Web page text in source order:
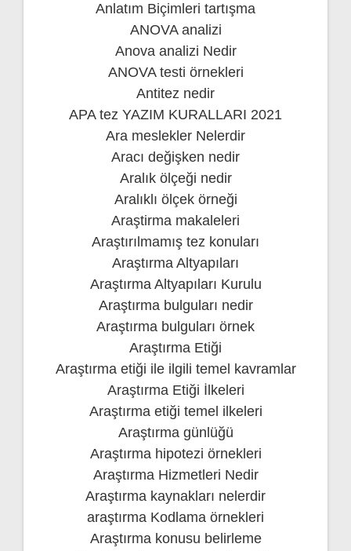
Anlatım Biçimleri tartışma
ANOVA analizi
Anova analizi Nedir
ANOVA testi örnekleri
Antitez nedir
APA tez YAZIM KURALLARI 2021
Ara meslekler Nelerdir
Aracı değişken nedir
Aralık ölçeği nedir
Aralıklı ölçek örneği
Araştirma makaleleri
Araştırılmamış tez konuları
Araştırma Altyapıları
Araştırma Altyapıları Kurulu
Araştırma bulguları nedir
Araştırma bulguları örnek
Araştırma Etiği
Araştırma etiği ile ilgili temel kavramlar
Araştırma Etiği İlkeleri
Araştırma etiği temel ilkeleri
Araştırma günlüğü
Araştırma hipotezi örnekleri
Araştırma Hizmetleri Nedir
Araştırma kaynakları nelerdir
araştırma Kodlama örnekleri
Araştırma konusu belirleme